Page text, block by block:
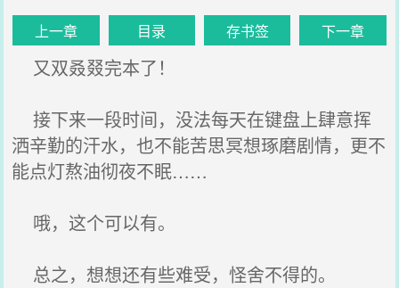
上一章 目录 存书签 下一章
又双叒叕完本了！
接下来一段时间，没法每天在键盘上肆意挥
洒辛勤的汗水，也不能苦思冥想琢磨剧情，更不
能点灯熬油彻夜不眠……
哦，这个可以有。
总之，想想还有些难受，怪舍不得的。